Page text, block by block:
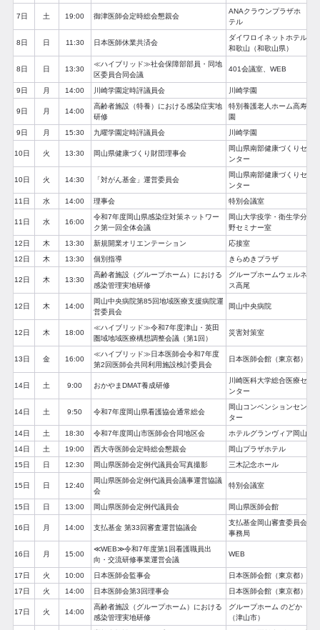
7日 土 19:00 御津医師会定時総会懇親会
ANAクラウンプラザホ
テル
8日 日 11:30 日本医師休業共済会
ダイワロイネットホテル
和歌山（和歌山県）
8日 日 13:30
≪ハイブリッド≫社会保障部部員・同地
区委員合同会議
401会議室、WEB
9日 月 14:00 川崎学園定時評議員会 川崎学園
9日 月 14:00
高齢者施設（特養）における感染症実地
研修
特別養護老人ホーム高寿
園
9日
月 15:30 九曜学園定時評議員会 川崎学園
10日 火 13:30 岡山県健康づくり財団理事会
岡山県南部健康づくりセ
ンター
10日 火 14:30 「対がん基金」運営委員会
岡山県南部健康づくりセ
ンター
11日
水 14:00 理事会 特別会議室
11日 水 16:00
令和7年度岡山県感染症対策ネットワー
ク第一回全体会議
岡山大学疫学・衛生学分
野セミナー室
12日
木 13:30 新規開業オリエンテーション
応接室
12日
木 13:30 個別指導 きらめきプラザ
12日 木 13:30
高齢者施設（グループホーム）における
感染管理実地研修
グループホームウェルネ
ス高尾
12日 木 14:00
岡山中央病院第85回地域医療支援病院運
営委員会
岡山中央病院
12日 木 18:00
≪ハイブリッド≫令和7年度津山・英田
圏域地域医療構想調整会議（第1回）
災害対策室
13日 金 16:00
≪ハイブリッド≫日本医師会令和7年度
第2回医師会共同利用施設検討委員会
日本医師会館（東京都）
14日 土 9:00 おかやまDMAT養成研修
川崎医科大学総合医療セ
ンター
14日 土 9:50 令和7年度岡山県看護協会通常総会
岡山コンベンションセン
ター
14日
土 18:30 令和7年度岡山市医師会合同地区会
ホテルグランヴィア岡山
14日
土 19:00 西大寺医師会定時総会懇親会
岡山プラザホテル
15日
日 12:30 岡山県医師会定例代議員会写真撮影 三木記念ホール
15日 日 12:40
岡山県医師会定例代議員会議事運営協議
会
特別会議室
15日 日 13:00 岡山県医師会定例代議員会 岡山県医師会館
16日 月 14:00 支払基金 第33回審査運営協議会
支払基金岡山審査委員会
事務局
16日 月 15:00
≪WEB≫令和7年度第1回看護職員出
向・交流研修事業運営会議
WEB
17日 火 10:00 日本医師会監事会
日本医師会館（東京都）
17日
火 14:00 日本医師会第3回理事会 日本医師会館（東京都）
17日 火 14:00
高齢者施設（グループホーム）における
感染管理実地研修
グループホーム のどか
（津山市）